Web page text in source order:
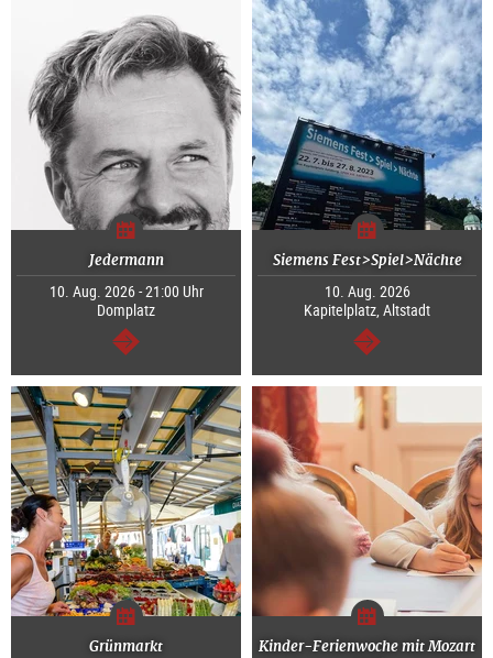
Jedermann
10. Aug. 2026 - 21:00 Uhr
Domplatz
weiter
Siemens Fest>Spiel>Nächte
10. Aug. 2026
Kapitelplatz, Altstadt
weiter
Grünmarkt
Kinder-Ferienwoche mit Mozart